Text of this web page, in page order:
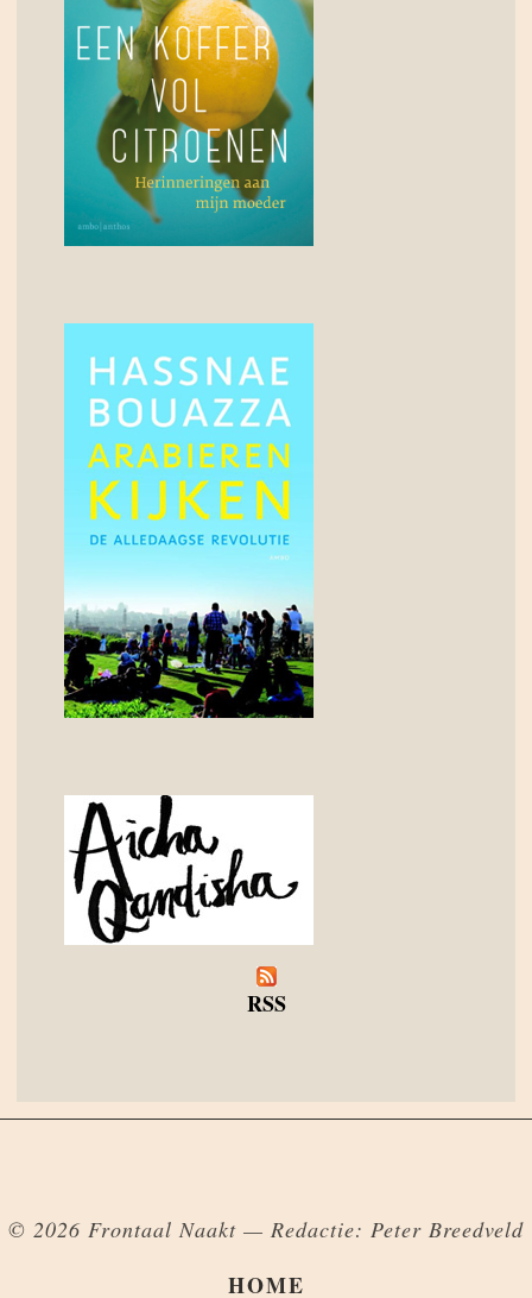
RSS
© 2026 Frontaal Naakt — Redactie: Peter Breedveld
HOME